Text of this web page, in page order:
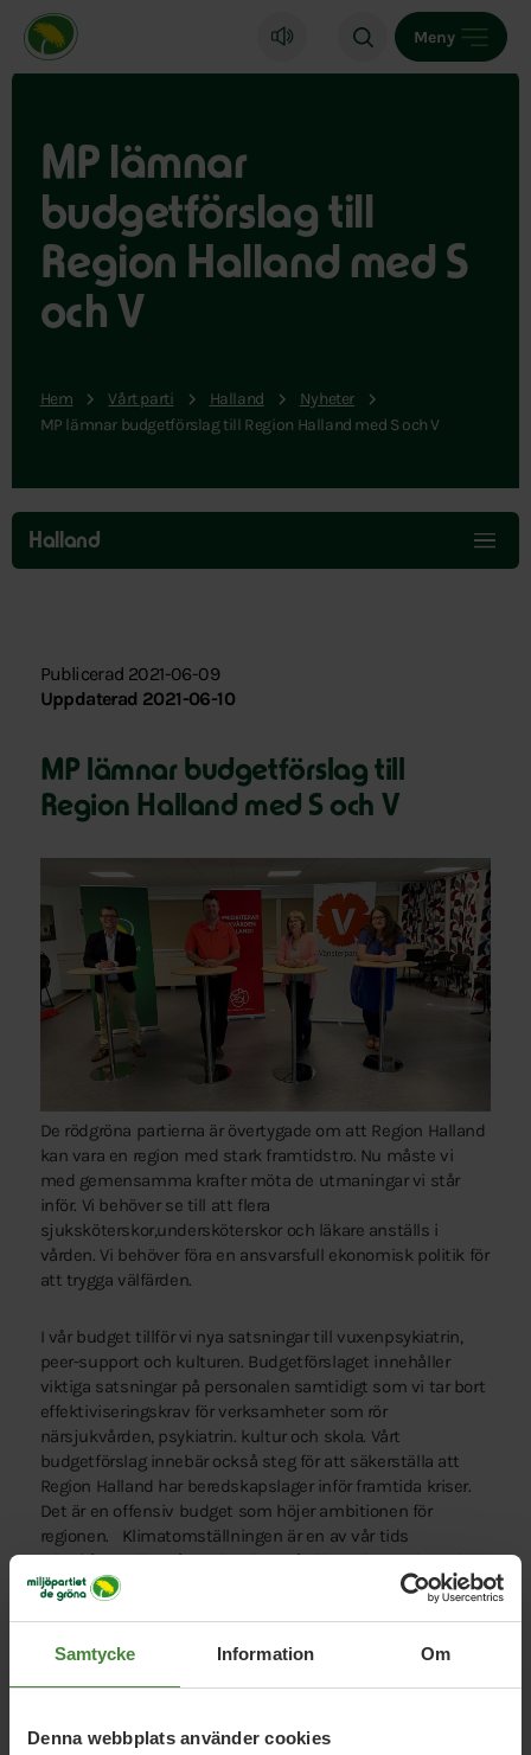
Samtycke Information Om
Denna webbplats använder cookies
Miljöpartiet de gröna, startsida
Meny
MP lämnar
budgetförslag till
Region Halland med S
och V
Hem Vårt parti Halland
Nyheter
MP lämnar budgetförslag till Region Halland med S och V
Hoppa
över
menyn
Halland
Publicerad 2021-06-09
Uppdaterad 2021-06-10
MP lämnar budgetförslag till
Region Halland med S och V
De rödgröna partierna är övertygade om att Region Halland
kan vara en region med stark framtidstro. Nu måste vi
med gemensamma krafter möta de utmaningar vi står
inför. Vi behöver se till att flera
sjuksköterskor,undersköterskor och läkare anställs i
vården. Vi behöver föra en ansvarsfull ekonomisk politik för
att trygga välfärden.
I vår budget tillför vi nya satsningar till vuxenpsykiatrin,
peer-support och kulturen. Budgetförslaget innehåller
viktiga satsningar på personalen samtidigt som vi tar bort
effektiviseringskrav för verksamheter som rör
närsjukvården, psykiatrin. kultur och skola. Vårt
budgetförslag innebär också steg för att säkerställa att
Region Halland har beredskapslager inför framtida kriser.
Det är en offensiv budget som höjer ambitionen för
regionen. Klimatomställningen är en av vår tids
ödesfrågor. Alla måste dra sitt strå till stacken och Region
Halland har ett ansvar både för sin egen verksamhets
Vår region behöver ställa om. I dag påverkas livslängd,
omvärlden av en rad olika faktorer. Halland är varken